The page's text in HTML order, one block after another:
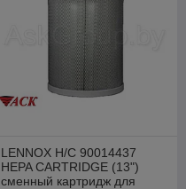
LENNOX H/C 90014437
HEPA CARTRIDGE (13")
сменный картридж для